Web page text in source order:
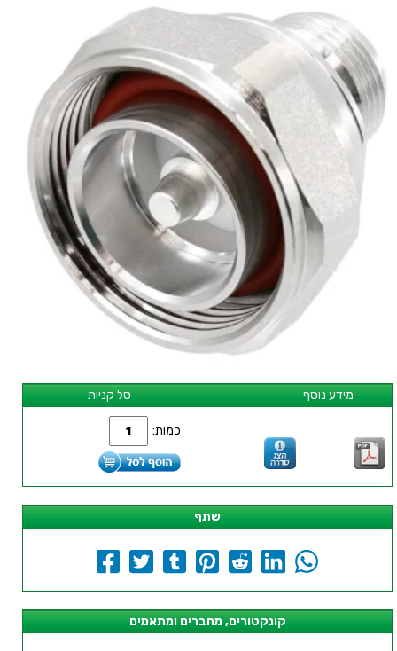
סל קניות מידע נוסף
כמות:
שתף
קונקטורים, מחברים ומתאמים